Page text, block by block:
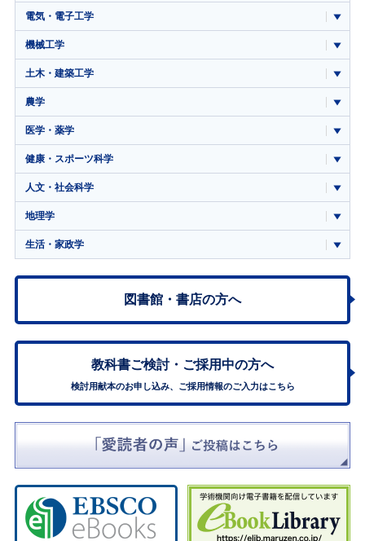
電気・電子工学
機械工学
土木・建築工学
農学
医学・薬学
健康・スポーツ科学
人文・社会科学
地理学
生活・家政学
図書館・書店の方へ
教科書ご検討・ ご採用中の方へ
検討用献本のお申し込み、ご採用情報のご入力はこちら